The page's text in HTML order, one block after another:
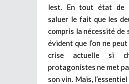
lest. En tout état de
saluer le fait que les
compris la nécessité de
évident que l’on ne
crise actuelle si
protagonistes ne met
son vin. Mais, l’essentiel